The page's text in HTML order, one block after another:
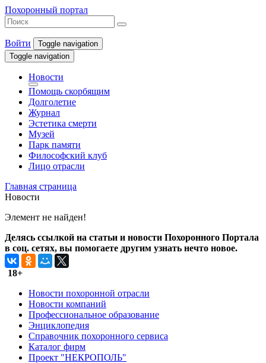
Похоронный портал
Войти
Toggle navigation
Toggle navigation
Новости
Помощь скорбящим
Долголетие
Журнал
Эстетика смерти
Музей
Парк памяти
Философский клуб
Лицо отрасли
Главная страница
Новости
Элемент не найден!
Делясь ссылкой на статьи и новости Похоронного Портала
в соц. сетях, вы помогаете другим узнать нечто новое.
18+
Новости похоронной отрасли
Новости компаний
Профессиональное образование
Энциклопедия
Справочник похоронного сервиса
Каталог фирм
Проект "НЕКРОПОЛЬ"